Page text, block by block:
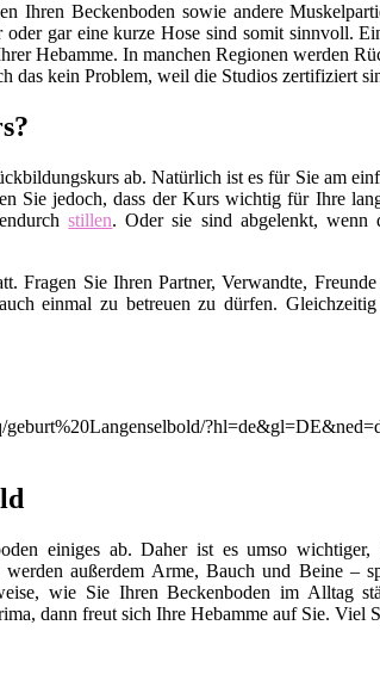
Ihren Beckenboden sowie andere
gar eine kurze Hose sind somit sinnvoll.
Hebamme. In manchen Regionen werden
das kein Problem, weil die Studios zertifiziert
ab. Natürlich ist es für Sie am
Sie jedoch, dass der Kurs wichtig für Ihre
stillen. Oder sie sind abgelenkt, wenn
Fragen Sie Ihren Partner, Verwandte,
einmal zu betreuen zu dürfen.
einiges ab. Daher ist es umso
außerdem Arme, Bauch und Beine –
wie Sie Ihren Beckenboden im Alltag
dann freut sich Ihre Hebamme auf Sie. Viel